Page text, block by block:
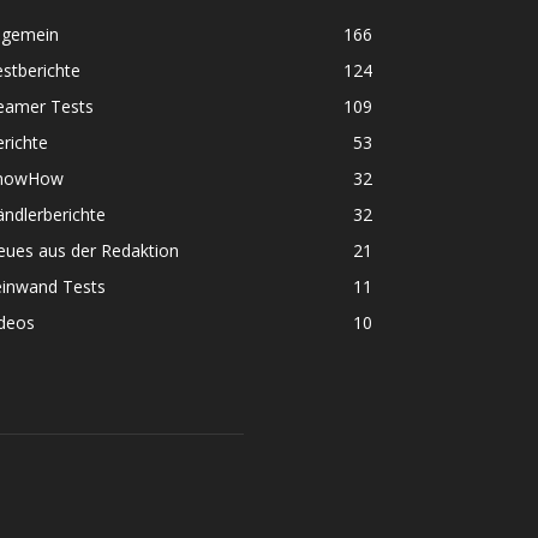
166
124
Tests
109
53
32
32
aus der Redaktion
21
Tests
11
10